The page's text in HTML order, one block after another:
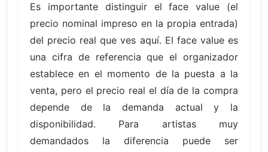
Es importante distinguir el face value (el
precio nominal impreso en la propia entrada)
del precio real que ves aquí. El face value es
una cifra de referencia que el organizador
establece en el momento de la puesta a la
venta, pero el precio real el día de la compra
depende de la demanda actual y la
disponibilidad. Para artistas muy
demandados la diferencia puede ser